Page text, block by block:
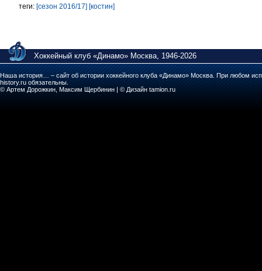
теги: [сезон 2016/17] [костин]
Хоккейный клуб «Динамо» Москва, 1946-2026
Наша история… – сайт об истории хоккейного клуба «Динамо» Москва. При любом
history.ru обязательны.
© Артем Дорожкин, Максим Щербинин | © Дизайн tamion.ru